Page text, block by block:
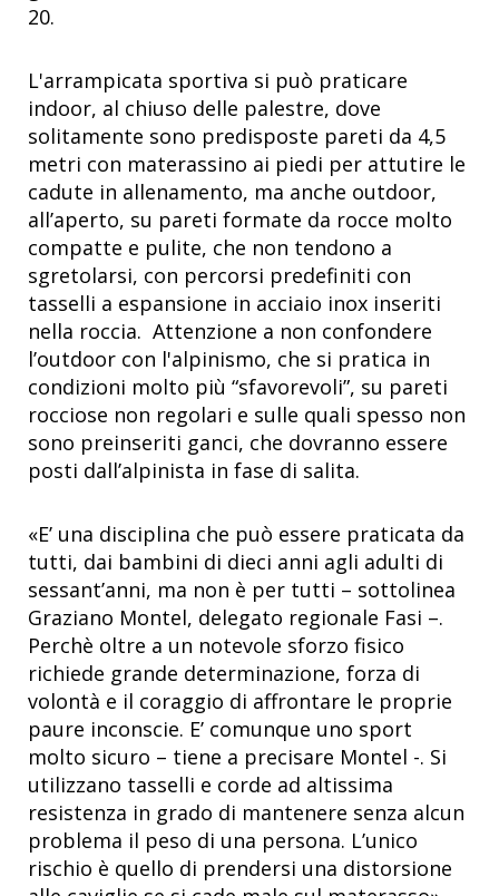
20.
L'arrampicata sportiva si può praticare
indoor, al chiuso delle palestre, dove
solitamente sono predisposte pareti da 4,5
metri con materassino ai piedi per attutire le
cadute in allenamento, ma anche outdoor,
all’aperto, su pareti formate da rocce molto
compatte e pulite, che non tendono a
sgretolarsi, con percorsi predefiniti con
tasselli a espansione in acciaio inox inseriti
nella roccia. Attenzione a non confondere
l’outdoor con l'alpinismo, che si pratica in
condizioni molto più “sfavorevoli”, su pareti
rocciose non regolari e sulle quali spesso non
sono preinseriti ganci, che dovranno essere
posti dall’alpinista in fase di salita.
«E’ una disciplina che può essere praticata da
tutti, dai bambini di dieci anni agli adulti di
sessant’anni, ma non è per tutti – sottolinea
Graziano Montel, delegato regionale Fasi –.
Perchè oltre a un notevole sforzo fisico
richiede grande determinazione, forza di
volontà e il coraggio di affrontare le proprie
paure inconscie. E’ comunque uno sport
molto sicuro – tiene a precisare Montel -. Si
utilizzano tasselli e corde ad altissima
resistenza in grado di mantenere senza alcun
problema il peso di una persona. L’unico
rischio è quello di prendersi una distorsione